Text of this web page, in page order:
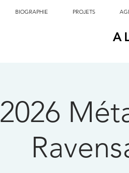
BIOGRAPHIE PROJETS
2026